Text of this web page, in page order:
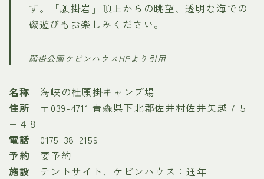
す。「願掛岩」頂上からの眺望、透明な海での
磯遊びもお楽しみください。
願掛公園ケビンハウスHPより引用
名称 海峡の杜願掛キャンプ場
住所 〒039-4711 青森県下北郡佐井村佐井矢越７５
−４８
電話 0175-38-2159
予約 要予約
施設 テントサイト、ケビンハウス：通年